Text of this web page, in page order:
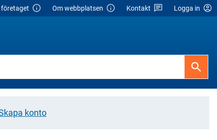
företaget Om webbplatsen Kontakt Logga in
konto